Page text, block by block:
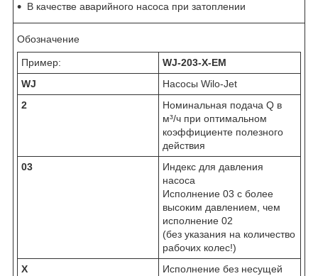
В качестве аварийного насоса при затоплении
Обозначение
Пример:
WJ-203-X-EM
WJ
Насосы Wilo-Jet
2
Номинальная подача Q в
м³/ч при оптимальном
коэффициенте полезного
действия
03
Индекс для давления
насоса
Исполнение 03 с более
высоким давлением, чем
исполнение 02
(без указания на количество
рабочих колес!)
X
Исполнение без несущей